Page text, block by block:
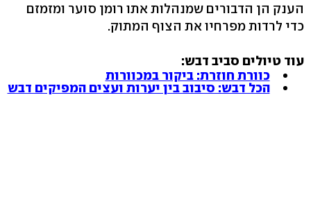
הענק הן הדבורים שמנהלות אתו רומן סוער ומזמזם
כדי לרדות מפרחיו את הצוף המתוק.
עוד טיולים סביב דבש:
כוורת חוזרת: ביקור במכוורות
הכל דבש: סיבוב בין יערות ועצים המפיקים דבש